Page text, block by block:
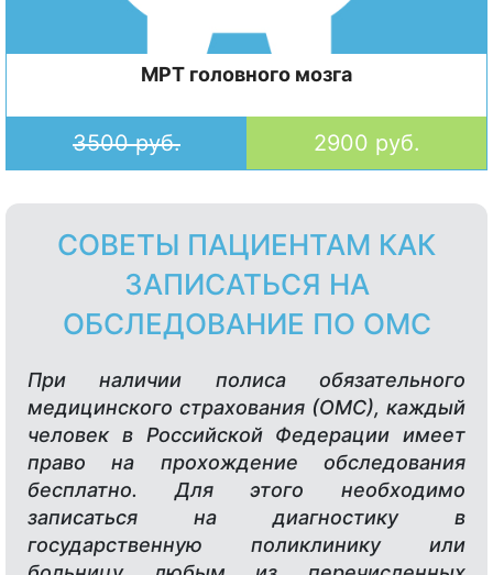
МРТ головного мозга
3500 руб. 2900 руб.
СОВЕТЫ ПАЦИЕНТАМ КАК
ЗАПИСАТЬСЯ НА
ОБСЛЕДОВАНИЕ ПО ОМС
При наличии полиса обязательного
медицинского страхования (ОМС), каждый
человек в Российской Федерации имеет
право на прохождение обследования
бесплатно. Для этого необходимо
записаться на диагностику в
государственную поликлинику или